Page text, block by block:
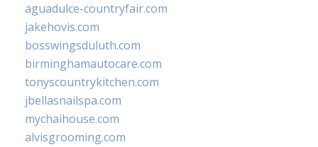
aguadulce-countryfair.com
jakehovis.com
bosswingsduluth.com
birminghamautocare.com
tonyscountrykitchen.com
jbellasnailspa.com
mychaihouse.com
alvisgrooming.com